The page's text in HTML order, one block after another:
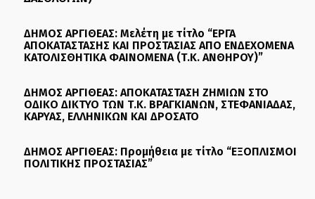
ΔΗΜΟΣ ΑΡΓΙΘΕΑΣ: Μελέτη με τίτλο “ΕΡΓΑ
ΑΠΟΚΑΤΑΣΤΑΣΗΣ ΚΑΙ ΠΡΟΣΤΑΣΙΑΣ ΑΠΟ ΕΝΔΕΧΟΜΕΝΑ
ΚΑΤΟΛΙΣΘΗΤΙΚΑ ΦΑΙΝΟΜΕΝΑ (Τ.Κ. ΑΝΘΗΡΟΥ)”
ΔΗΜΟΣ ΑΡΓΙΘΕΑΣ: ΑΠΟΚΑΤΑΣΤΑΣΗ ΖΗΜΙΩΝ ΣΤΟ
ΟΔΙΚΟ ΔΙΚΤΥΟ ΤΩΝ Τ.Κ. ΒΡΑΓΚΙΑΝΩΝ, ΣΤΕΦΑΝΙΑΔΑΣ,
ΚΑΡΥΑΣ, ΕΛΛΗΝΙΚΩΝ ΚΑΙ ΔΡΟΣΑΤΟ
ΔΗΜΟΣ ΑΡΓΙΘΕΑΣ: Προμήθεια με τίτλο “ΕΞΟΠΛΙΣΜΟΙ
ΠΟΛΙΤΙΚΗΣ ΠΡΟΣΤΑΣΙΑΣ”